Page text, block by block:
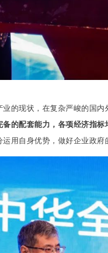
的现状，在复杂严峻的国
的配套能力，各项经济指
用自身优势，做好企业政府